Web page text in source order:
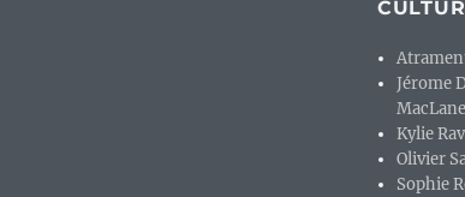
Jérome
MacLane
Kylie
Olivier
Sophie